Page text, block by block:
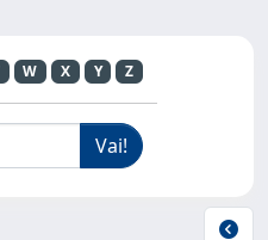
W X Y Z